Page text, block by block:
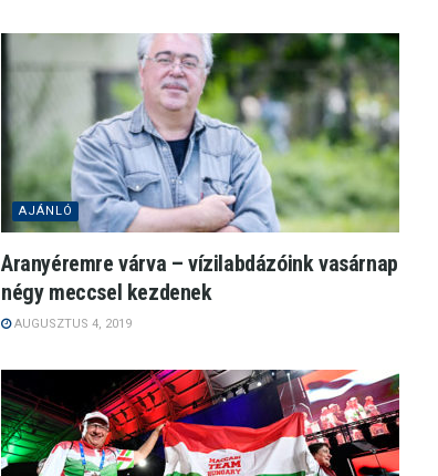
AJÁNLÓ
Aranyéremre várva – vízilabdázóink vasárnap
négy meccsel kezdenek
AUGUSZTUS 4, 2019